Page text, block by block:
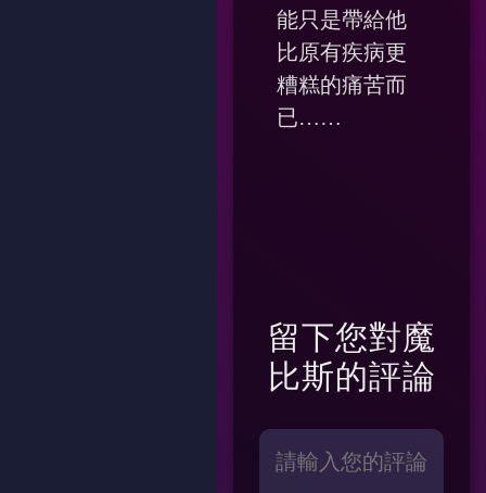
能只是帶給他
比原有疾病更
糟糕的痛苦而
已……
留下您對魔
比斯的評論